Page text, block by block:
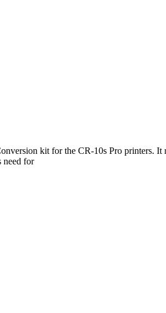
kit for the CR-10s Pro printers. It
need for